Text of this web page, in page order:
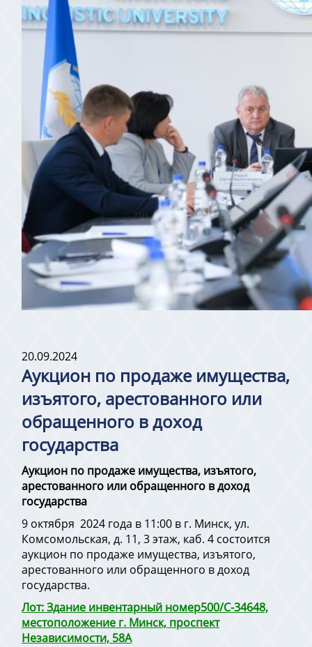
20.09.2024
Аукцион по продаже имущества,
изъятого, арестованного или
обращенного в доход
государства
Аукцион по продаже имущества, изъятого,
арестованного или обращенного в доход
государства
9 октября 2024 года в 11:00 в г. Минск, ул.
Комсомольская, д. 11, 3 этаж, каб. 4 состоится
аукцион по продаже имущества, изъятого,
арестованного или обращенного в доход
государства.
Лот: Здание инвентарный номер500/С-34648,
местоположение г. Минск, проспект
Независимости, 58А